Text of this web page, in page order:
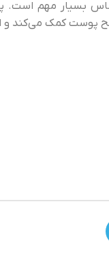
بسیار مهم است.
پوست کمک می‌کند